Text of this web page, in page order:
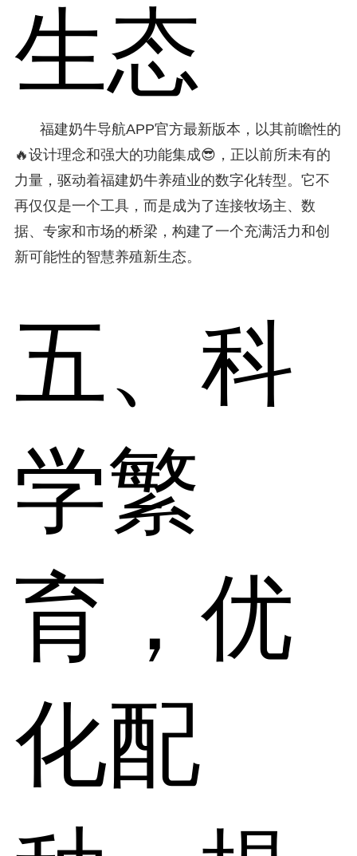
生态
福建奶牛导航APP官方最新版本，以其前瞻性的
🔥设计理念和强大的功能集成😎，正以前所未有的
力量，驱动着福建奶牛养殖业的数字化转型。它不
再仅仅是一个工具，而是成为了连接牧场主、数
据、专家和市场的桥梁，构建了一个充满活力和创
新可能性的智慧养殖新生态。
五、科
学繁
育，优
化配